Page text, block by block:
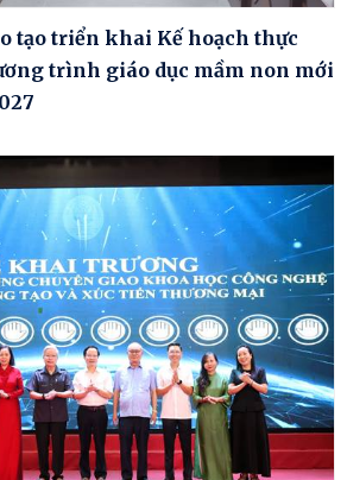
tạo triển khai Kế hoạch thực
trình giáo dục mầm non mới